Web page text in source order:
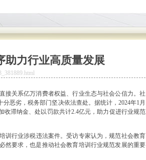
助力行业高质量发展
关系亿万消费者权益、行业生态与社会公信力。社
恶劣，税务部门坚决依法查处。据统计，2024年1月
收滞纳金、处以罚款共计2.4亿元，助力促进行业规范
行业涉税违法案件。受访专家认为，规范社会教育
然要求，也是推动社会教育培训行业规范发展的重要